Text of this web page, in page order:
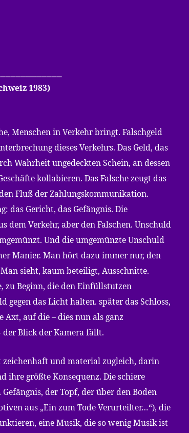
1983)
Menschen in Verkehr bringt. Falschgeld
dieses Verkehrs. Das Geld, das
Wahrheit ungedeckten Schein, an dessen
kollabieren. Das Falsche zeugt das
Fluß der Zahlungskommunikation.
das Gericht, das Gefängnis. Die
dem Verkehr, aber den Falschen. Unschuld
Und die umgemünzte Unschuld
Manier. Man hört dazu immer nur, den
sieht, kaum beteiligt, Ausschnitte.
zu Beginn, die den Einfüllstutzen
gegen das Licht halten. später das Schloss,
Axt, auf die – dies nun als ganz
der Blick der Kamera fällt.
zeichenhaft und material zugleich, darin
ihre größte Konsequenz. Die schiere
der Topf, der über den Boden
aus „Ein zum Tode Verurteilter…“), die
eine Musik, die so wenig Musik ist